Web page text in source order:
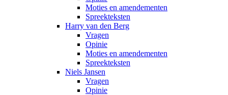
Moties en amendementen
Spreekteksten
Harry van den Berg
Vragen
Opinie
Moties en amendementen
Spreekteksten
Niels Jansen
Vragen
Opinie